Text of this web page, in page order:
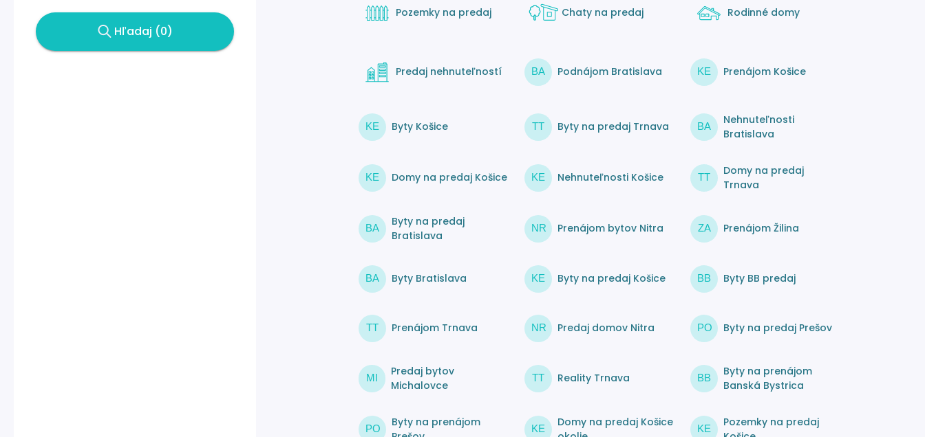
Hľadaj (0)
Pozemky na predaj Chaty na predaj Rodinné domy
Predaj nehnuteľností BA Podnájom Bratislava KE Prenájom Košice
KE Byty Košice TT Byty na predaj Trnava BA
Nehnuteľnosti
Bratislava
KE Domy na predaj Košice KE Nehnuteľnosti Košice TT
Domy na predaj
Trnava
BA
Byty na predaj
Bratislava
NR Prenájom bytov Nitra ZA Prenájom Žilina
BA Byty Bratislava KE Byty na predaj Košice BB Byty BB predaj
TT Prenájom Trnava NR Predaj domov Nitra PO Byty na predaj Prešov
MI
Predaj bytov
Michalovce
TT Reality Trnava BB
Byty na prenájom
Banská Bystrica
PO
Byty na prenájom
KE
Domy na predaj Košice
KE
Pozemky na predaj